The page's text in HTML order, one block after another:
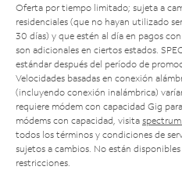
Oferta por tiempo limitado; sujeta a
residenciales (que no hayan utilizado
30 días) y que estén al día en pagos
son adicionales en ciertos estados.
estándar después del período de
Velocidades basadas en conexión
(incluyendo conexión inalámbrica)
requiere módem con capacidad Gig
módems con capacidad, visita
todos los términos y condiciones de
sujetos a cambios. No están
restricciones.